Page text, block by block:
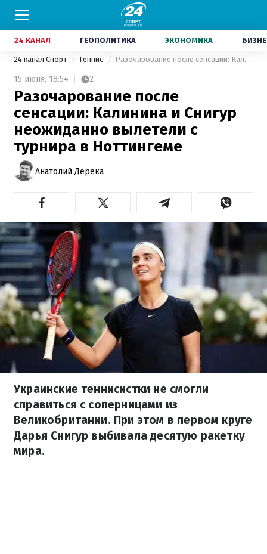
24 КАНАЛ ГЕОПОЛИТИКА ЭКОНОМИКА
24 канал Спорт Теннис Разочарование после сенсации: Калинина и Снигур неожиданно вылетели с турнира в Ноттингеме
15 июня, 18:54 2
Разочарование после
сенсации: Калинина и Снигур
неожиданно вылетели с
турнира в Ноттингеме
Анатолий Дерека
Украинские теннисистки не смогли
справиться с соперницами из
Великобритании. При этом в первом круге
Дарья Снигур выбивала десятую ракетку
мира.